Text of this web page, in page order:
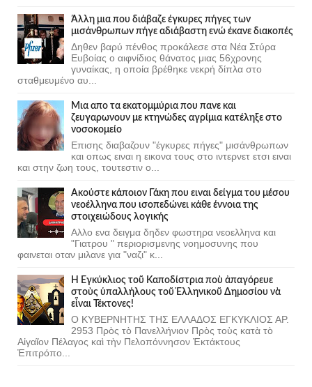
Άλλη μια που διάβαζε έγκυρες πήγες των
μισάνθρωπων πήγε αδιάβαστη ενώ έκανε διακοπές
Δηθεν βαρύ πένθος προκάλεσε στα Νέα Στύρα
Ευβοίας ο αιφνίδιος θάνατος μιας 56χρονης
γυναίκας, η οποία βρέθηκε νεκρή δίπλα στο
σταθμευμένο αυ...
Μια απο τα εκατομμύρια που πανε και
ζευγαρωνουν με κτηνώδες αγρίμια κατέληξε στο
νοσοκομείο
Επισης διαβαζουν "έγκυρες πήγες" μισάνθρωπων
και οπως ειναι η εικονα τους στο ιντερνετ ετσι ειναι
και στην ζωη τους, τουτεστιν ο...
Ακούστε κάποιον Γάκη που ειναι δείγμα του μέσου
νεοέλληνα που ισοπεδώνει κάθε έννοια της
στοιχειώδους λογικής
Αλλο ενα δειγμα δηδεν φωστηρα νεοελληνα και
"Γιατρου " περιορισμενης νοημοσυνης που
φαινεται οταν μιλανε για "ναζι" κ...
Ἡ Ἐγκύκλιος τοῦ Καποδίστρια ποὺ ἀπαγόρευε
στοὺς ὑπαλλήλους τοῦ Ἑλληνικοῦ Δημοσίου νὰ
εἶναι Τέκτονες!
Ο ΚΥΒΕΡΝΗΤΗΣ ΤΗΣ ΕΛΛΑΔΟΣ ΕΓΚΥΚΛΙΟΣ ΑΡ.
2953 Πρὸς τὸ Πανελλήνιον Πρὸς τοὺς κατὰ τὸ
Αἰγαῖον Πέλαγος καὶ τὴν Πελοπόννησον Ἐκτάκτους
Ἐπιτρόπο...